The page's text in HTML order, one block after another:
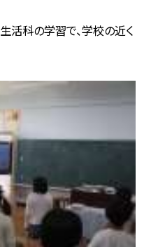
活科の学習で、学校の近く